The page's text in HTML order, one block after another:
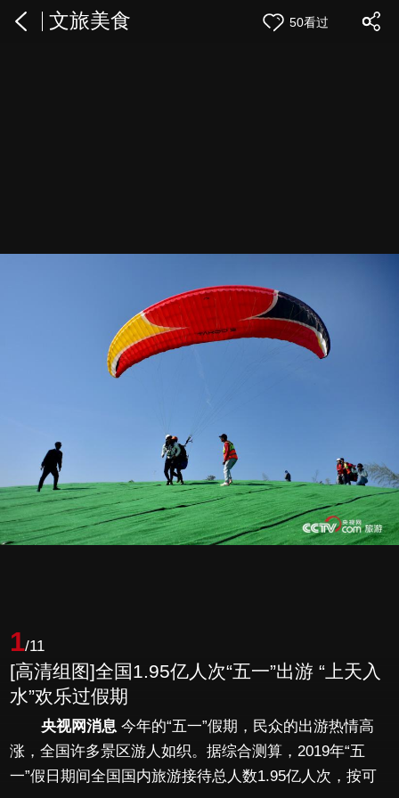
文旅美食 50看过
1/11
[高清组图]全国1.95亿人次“五一”出游 “上天入
水”欢乐过假期
央视网消息今年的“五一”假期，民众的出游热情高
涨，全国许多景区游人如织。据综合测算，2019年“五
一”假日期间全国国内旅游接待总人数1.95亿人次，按可